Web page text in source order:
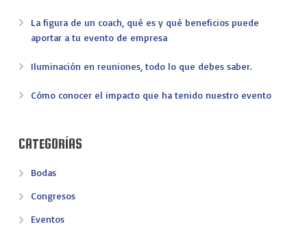
La figura de un coach, qué es y qué beneficios puede
aportar a tu evento de empresa
Iluminación en reuniones, todo lo que debes saber.
Cómo conocer el impacto que ha tenido nuestro evento
CATEGORÍAS
Bodas
Congresos
Eventos